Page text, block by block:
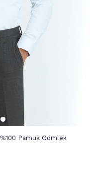
Pamuk Gömlek